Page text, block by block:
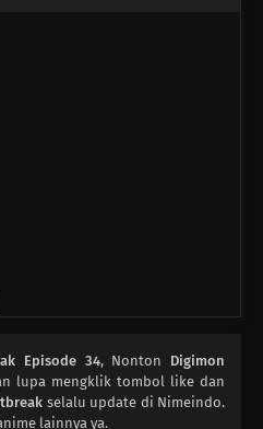
Episode 34, Nonton Digimon
lupa mengklik tombol like dan
selalu update di Nimeindo.
lainnya ya.